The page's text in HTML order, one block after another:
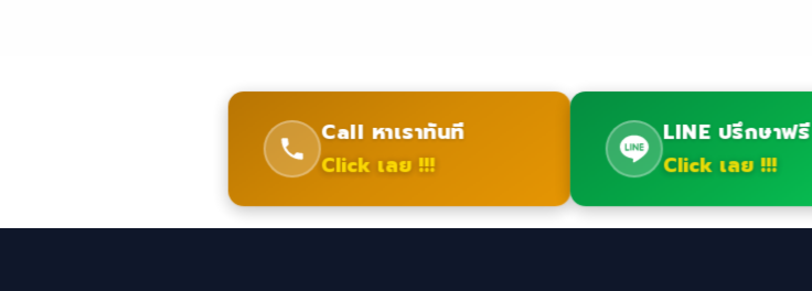
Call หาเราทันที
Click เลย !!!
LINE ปรึกษาฟรี
Click เลย !!!